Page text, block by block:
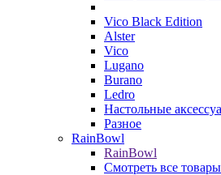
Vico Black Edition
Alster
Vico
Lugano
Burano
Ledro
Настольные
Разное
RainBowl
RainBowl
Смотреть все